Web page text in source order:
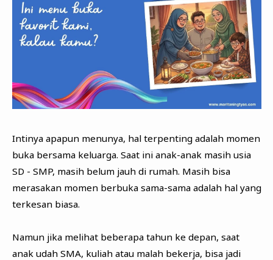
Intinya apapun menunya, hal terpenting adalah momen
buka bersama keluarga. Saat ini anak-anak masih usia
SD - SMP, masih belum jauh di rumah. Masih bisa
merasakan momen berbuka sama-sama adalah hal yang
terkesan biasa.
Namun jika melihat beberapa tahun ke depan, saat
anak udah SMA, kuliah atau malah bekerja, bisa jadi